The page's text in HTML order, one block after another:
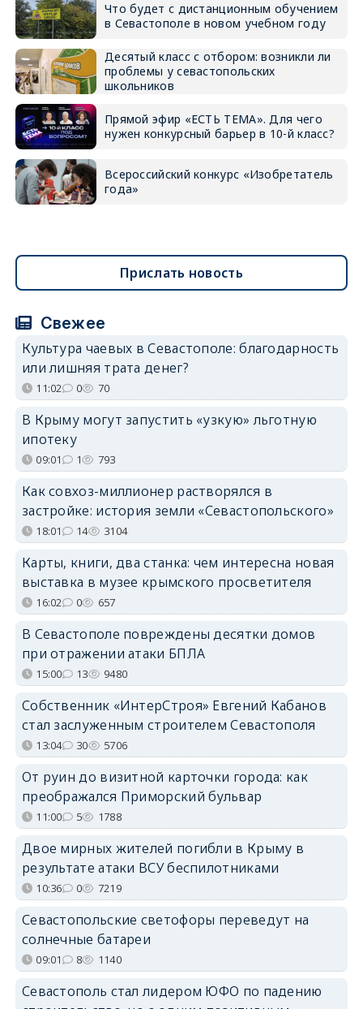
Что будет с дистанционным обучением
в Севастополе в новом учебном году
Десятый класс с отбором: возникли ли
проблемы у севастопольских
школьников
Прямой эфир «ЕСТЬ ТЕМА». Для чего
нужен конкурсный барьер в 10-й класс?
Всероссийский конкурс «Изобретатель
года»
Прислать новость
Свежее
Культура чаевых в Севастополе: благодарность
или лишняя трата денег?
11:02 0 70
В Крыму могут запустить «узкую» льготную
ипотеку
09:01 1 793
Как совхоз-миллионер растворялся в
застройке: история земли «Севастопольского»
18:01 14 3104
Карты, книги, два станка: чем интересна новая
выставка в музее крымского просветителя
16:02 0 657
В Севастополе повреждены десятки домов
при отражении атаки БПЛА
15:00 13 9480
Собственник «ИнтерСтроя» Евгений Кабанов
стал заслуженным строителем Севастополя
13:04 30 5706
От руин до визитной карточки города: как
преображался Приморский бульвар
11:00 5 1788
Двое мирных жителей погибли в Крыму в
результате атаки ВСУ беспилотниками
10:36 0 7219
Севастопольские светофоры переведут на
солнечные батареи
09:01 8 1140
Севастополь стал лидером ЮФО по падению